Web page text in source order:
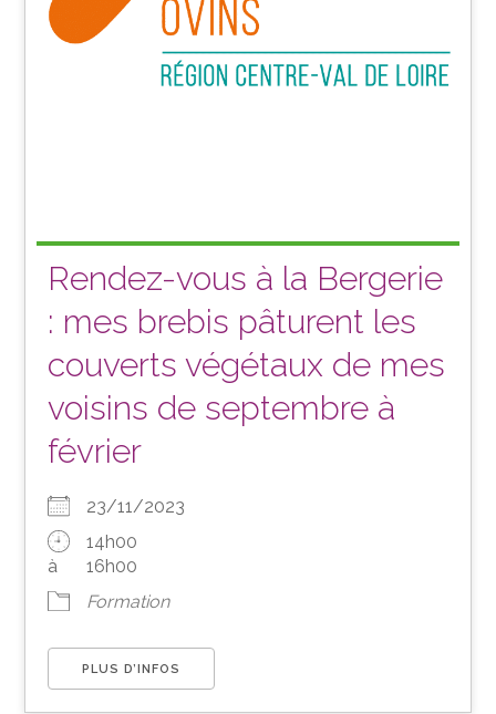
Rendez-vous à la Bergerie
: mes brebis pâturent les
couverts végétaux de mes
voisins de septembre à
février
23/11/2023
14h00
à
16h00
Formation
PLUS D’INFOS